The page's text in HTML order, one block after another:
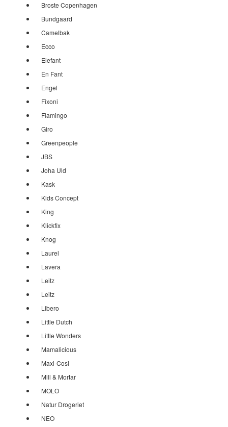
Broste Copenhagen
Bundgaard
Camelbak
Ecco
Elefant
En Fant
Engel
Fixoni
Flamingo
Giro
Greenpeople
JBS
Joha Uld
Kask
Kids Concept
King
Klickfix
Knog
Laurel
Lavera
Leitz
Leitz
Libero
Little Dutch
Little Wonders
Mamalicious
Maxi-Cosi
Mill & Mortar
MOLO
Natur Drogeriet
NEO